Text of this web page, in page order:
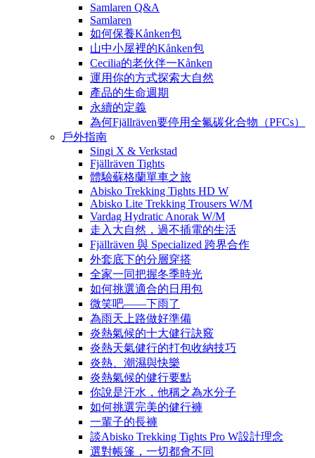
Samlaren Q&A
Samlaren
如何保養Kånken包
山中小屋裡的Kånken包
Cecilia的老伙伴一Kånken
運用你的方式探索大自然
產品的生命週期
永續的定義
為何Fjällräven要停用全氟碳化合物（PFCs）
戶外指南
Singi X & Verkstad
Fjällräven Tights
體驗蘇格蘭單車之旅
Abisko Trekking Tights HD W
Abisko Lite Trekking Trousers W/M
Vardag Hydratic Anorak W/M
走入大自然，過不插電的生活
Fjällräven 與 Specialized 跨界合作
外套底下的分層穿搭
全家一同把握冬季時光
如何挑選適合的日用包
微笑吧——下雨了
為雨天上路做好準備
炎熱氣候的十大健行訣竅
炎熱天氣健行的打包收納技巧
炎熱、潮濕與快樂
炎熱氣候的健行要點
你說是汗水，他稱之為水分子
如何挑選完美的健行褲
一輩子的長褲
談Abisko Trekking Tights Pro W設計理念
選對帳篷，一切都會不同